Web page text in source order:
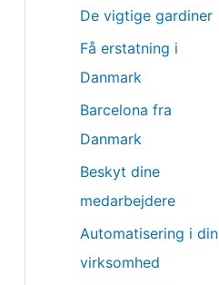
De vigtige gardiner
Få erstatning i
Danmark
Barcelona fra
Danmark
Beskyt dine
medarbejdere
Automatisering i din
virksomhed